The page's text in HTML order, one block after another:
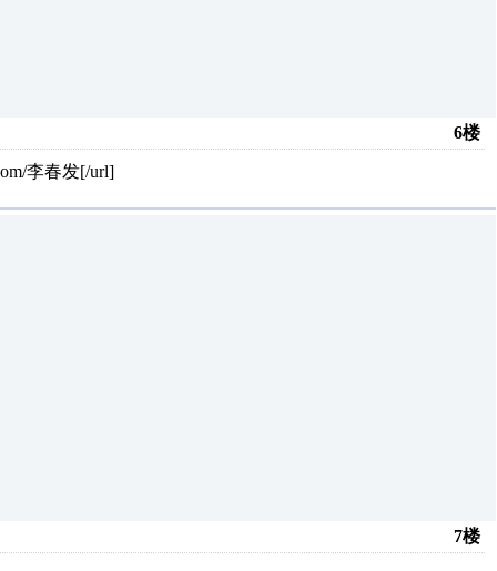
6楼
李春发[/url]
7楼